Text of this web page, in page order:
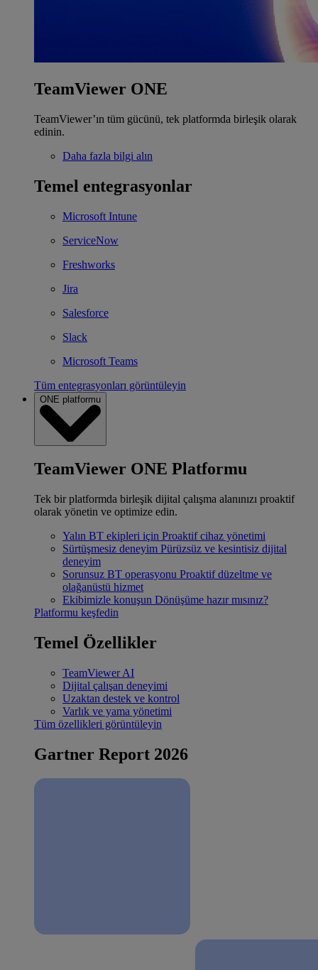
TeamViewer ONE
TeamViewer’ın tüm gücünü, tek platformda birleşik olarak
edinin.
Daha fazla bilgi alın
Temel entegrasyonlar
Microsoft Intune
ServiceNow
Freshworks
Jira
Salesforce
Slack
Microsoft Teams
Tüm entegrasyonları görüntüleyin
ONE platformu
TeamViewer ONE Platformu
Tek bir platformda birleşik dijital çalışma alanınızı proaktif
olarak yönetin ve optimize edin.
Yalın BT ekipleri için Proaktif cihaz yönetimi
Sürtüşmesiz deneyim Pürüzsüz ve kesintisiz dijital
deneyim
Sorunsuz BT operasyonu Proaktif düzeltme ve
olağanüstü hizmet
Ekibimizle konuşun Dönüşüme hazır mısınız?
Platformu keşfedin
Temel Özellikler
TeamViewer AI
Dijital çalışan deneyimi
Uzaktan destek ve kontrol
Varlık ve yama yönetimi
Tüm özellikleri görüntüleyin
Gartner Report 2026